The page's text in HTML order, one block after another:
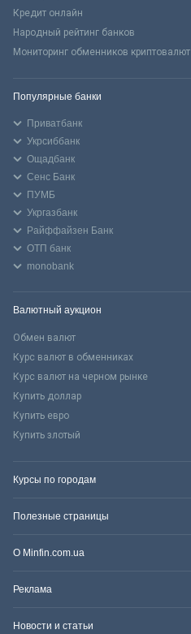
Кредит онлайн
Народный рейтинг банков
Мониторинг обменников криптовалют
Популярные банки
Приватбанк
Укрсиббанк
Ощадбанк
Сенс Банк
ПУМБ
Укргазбанк
Райффайзен Банк
ОТП банк
monobank
Валютный аукцион
Обмен валют
Курс валют в обменниках
Курс валют на черном рынке
Купить доллар
Купить евро
Купить злотый
Курсы по городам
Полезные страницы
О Minfin.com.ua
Реклама
Новости и статьи